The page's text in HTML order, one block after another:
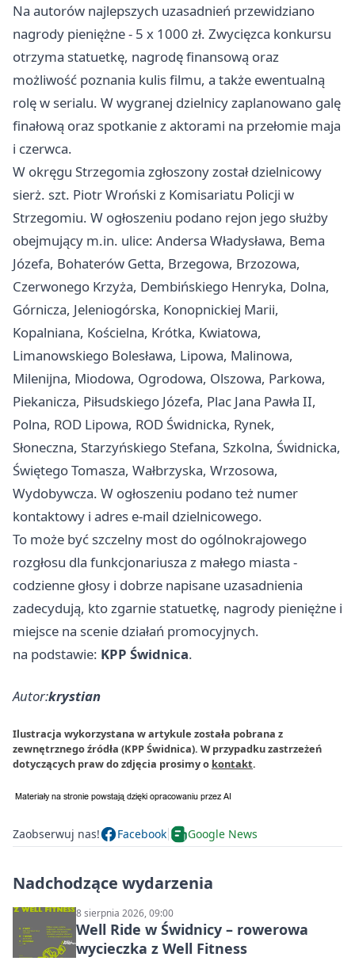
Na autorów najlepszych uzasadnień przewidziano
nagrody pieniężne - 5 x 1000 zł. Zwycięzca konkursu
otrzyma statuetkę, nagrodę finansową oraz
możliwość poznania kulis filmu, a także ewentualną
rolę w serialu. W wygranej dzielnicy zaplanowano galę
finałową oraz spotkanie z aktorami na przełomie maja
i czerwca.
W okręgu Strzegomia zgłoszony został dzielnicowy
sierż. szt. Piotr Wroński z Komisariatu Policji w
Strzegomiu. W ogłoszeniu podano rejon jego służby
obejmujący m.in. ulice: Andersa Władysława, Bema
Józefa, Bohaterów Getta, Brzegowa, Brzozowa,
Czerwonego Krzyża, Dembińskiego Henryka, Dolna,
Górnicza, Jeleniogórska, Konopnickiej Marii,
Kopalniana, Kościelna, Krótka, Kwiatowa,
Limanowskiego Bolesława, Lipowa, Malinowa,
Milenijna, Miodowa, Ogrodowa, Olszowa, Parkowa,
Piekanicza, Piłsudskiego Józefa, Plac Jana Pawła II,
Polna, ROD Lipowa, ROD Świdnicka, Rynek,
Słoneczna, Starzyńskiego Stefana, Szkolna, Świdnicka,
Świętego Tomasza, Wałbrzyska, Wrzosowa,
Wydobywcza. W ogłoszeniu podano też numer
kontaktowy i adres e-mail dzielnicowego.
To może być szczelny most do ogólnokrajowego
rozgłosu dla funkcjonariusza z małego miasta -
codzienne głosy i dobrze napisane uzasadnienia
zadecydują, kto zgarnie statuetkę, nagrody pieniężne i
miejsce na scenie działań promocyjnych.
na podstawie: KPP Świdnica.
Autor:krystian
Ilustracja wykorzystana w artykule została pobrana z
zewnętrznego źródła (KPP Świdnica). W przypadku zastrzeżeń
dotyczących praw do zdjęcia prosimy o kontakt.
Zaobserwuj nas! Facebook Google News
Nadchodzące wydarzenia
8 sierpnia 2026, 09:00
Well Ride w Świdnicy – rowerowa
wycieczka z Well Fitness